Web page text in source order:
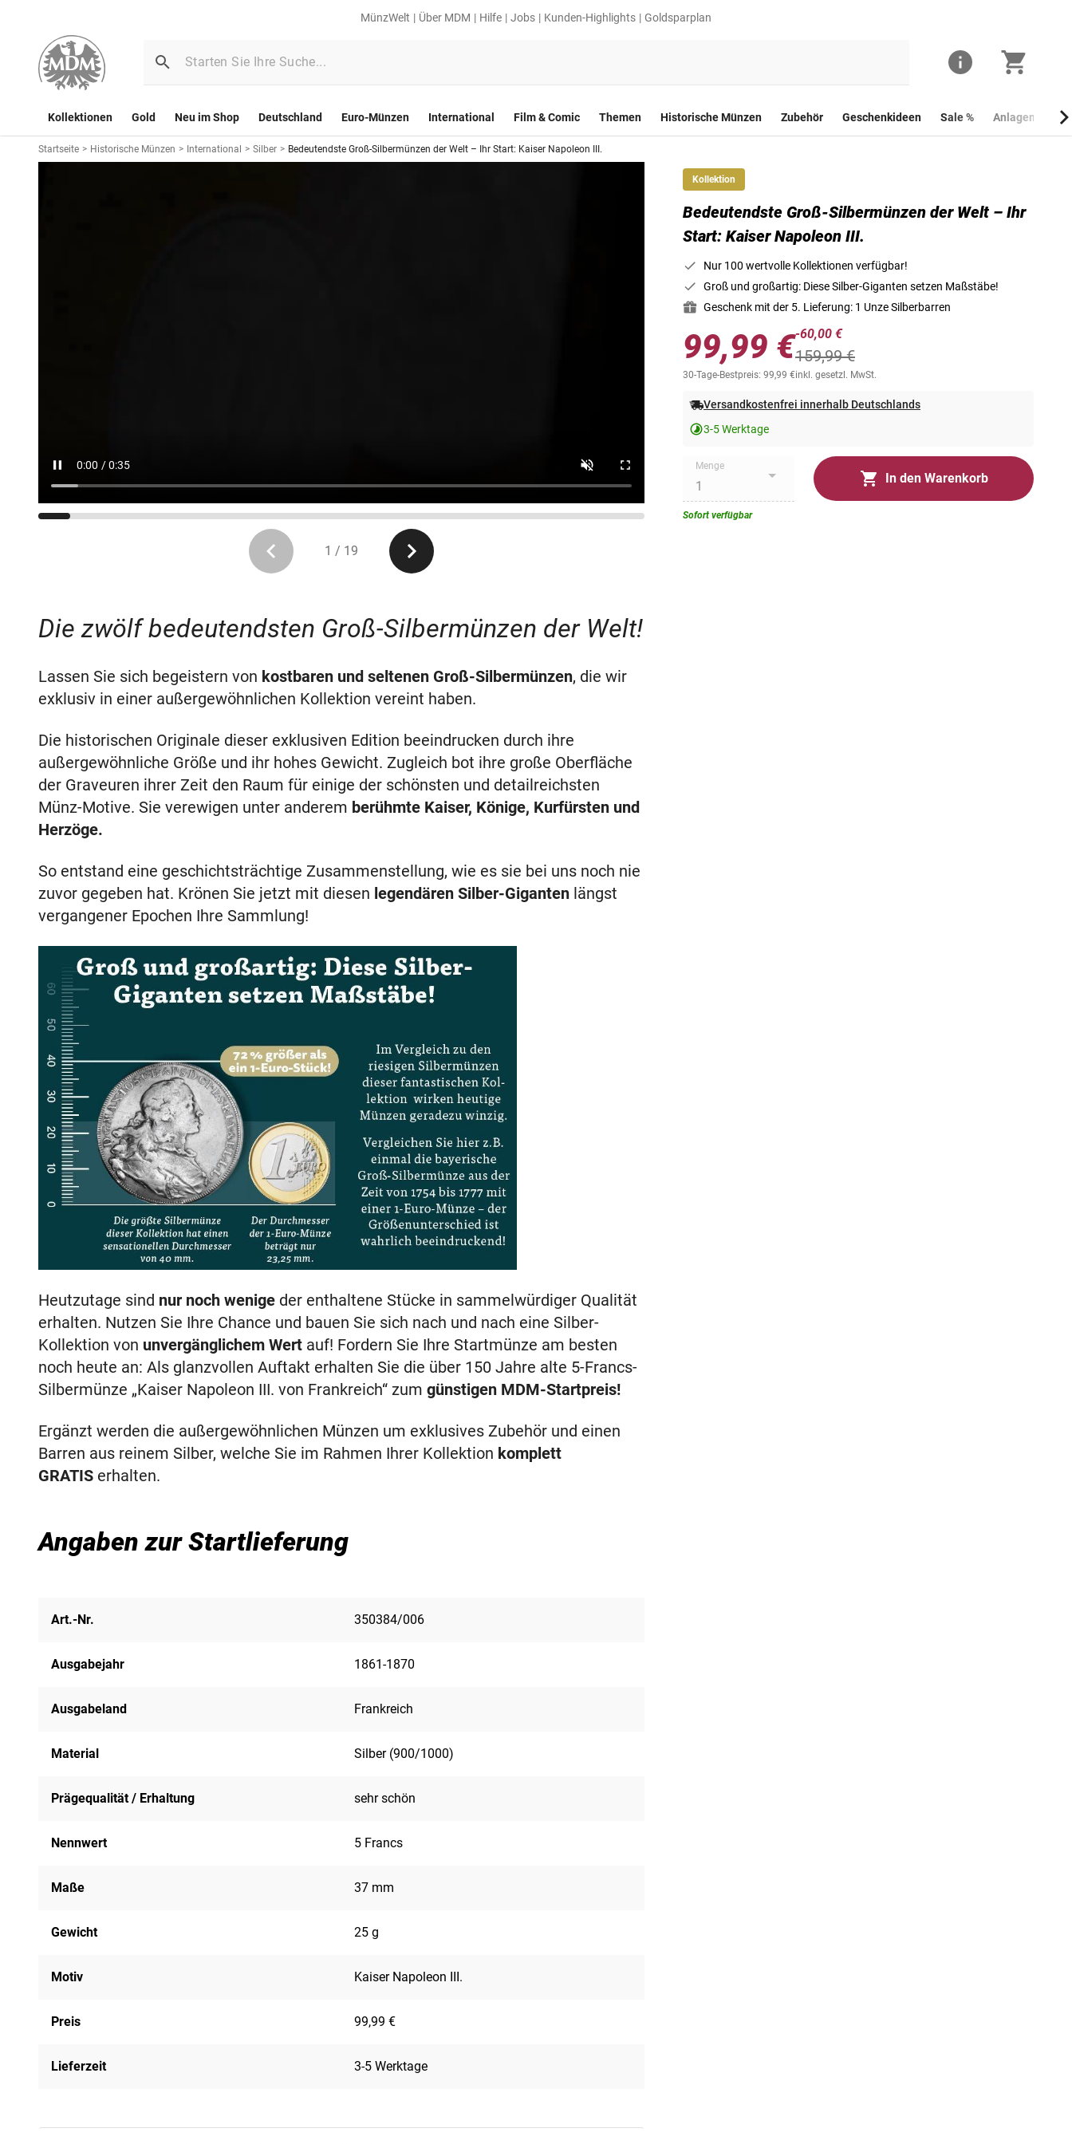
MünzWelt Über MDM Hilfe Jobs Kunden-Highlights Goldsparplan
Kollektionen Gold Neu im Shop Deutschland Euro-Münzen International Film & Comic Themen Historische Münzen Zubehör Geschenkideen Sale % Anlagemünzen
Startseite > Historische Münzen > International > Silber > Bedeutendste Groß-Silbermünzen der Welt – Ihr Start: Kaiser Napoleon III.
Die bedeutendsten Groß-Silbermünzen der Welt!
1 / 19
Kollektion
Bedeutendste Groß-Silbermünzen der Welt – Ihr
Start: Kaiser Napoleon III.
Nur 100 wertvolle Kollektionen verfügbar!
Groß und großartig: Diese Silber-Giganten setzen Maßstäbe!
Geschenk mit der 5. Lieferung: 1 Unze Silberbarren
99,99 €-60,00 €
159,99 €
30-Tage-Bestpreis: 99,99 €inkl. gesetzl. MwSt.
Versandkostenfrei innerhalb Deutschlands
3-5 Werktage
Menge
In den Warenkorb
Sofort verfügbar
Die zwölf bedeutendsten Groß-Silbermünzen der Welt!
Lassen Sie sich begeistern von kostbaren und seltenen Groß-Silbermünzen, die wir
exklusiv in einer außergewöhnlichen Kollektion vereint haben.
Die historischen Originale dieser exklusiven Edition beeindrucken durch ihre
außergewöhnliche Größe und ihr hohes Gewicht. Zugleich bot ihre große Oberfläche
der Graveuren ihrer Zeit den Raum für einige der schönsten und detailreichsten
Münz-Motive. Sie verewigen unter anderem berühmte Kaiser, Könige, Kurfürsten und
Herzöge.
So entstand eine geschichtsträchtige Zusammenstellung, wie es sie bei uns noch nie
zuvor gegeben hat. Krönen Sie jetzt mit diesen legendären Silber-Giganten längst
vergangener Epochen Ihre Sammlung!
Heutzutage sind nur noch wenige der enthaltene Stücke in sammelwürdiger Qualität
erhalten. Nutzen Sie Ihre Chance und bauen Sie sich nach und nach eine Silber-
Kollektion von unvergänglichem Wert auf! Fordern Sie Ihre Startmünze am besten
noch heute an: Als glanzvollen Auftakt erhalten Sie die über 150 Jahre alte 5-Francs-
Silbermünze „Kaiser Napoleon III. von Frankreich“ zum günstigen MDM-Startpreis!
Ergänzt werden die außergewöhnlichen Münzen um exklusives Zubehör und einen
Barren aus reinem Silber, welche Sie im Rahmen Ihrer Kollektion komplett
GRATIS erhalten.
Angaben zur Startlieferung
Art.-Nr. 350384/006
Ausgabejahr 1861-1870
Ausgabeland Frankreich
Material Silber (900/1000)
Prägequalität / Erhaltung sehr schön
Nennwert 5 Francs
Maße 37 mm
Gewicht 25 g
Motiv Kaiser Napoleon III.
Preis 99,99 €
Lieferzeit 3-5 Werktage